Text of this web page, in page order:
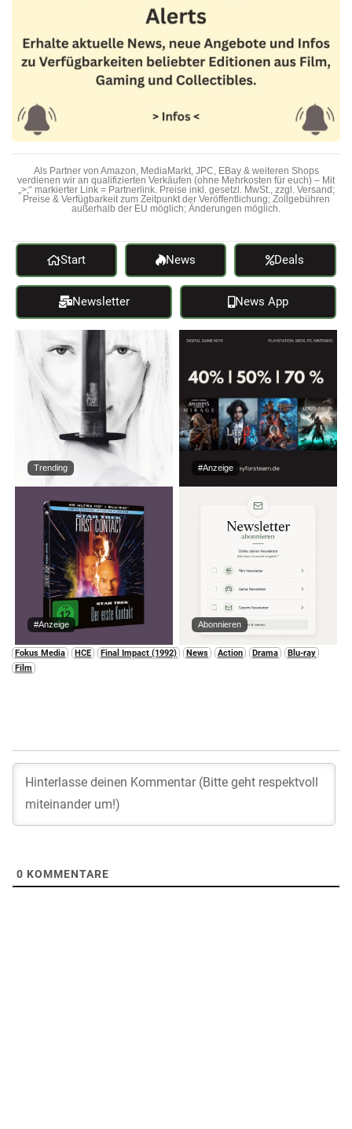
Als Partner von Amazon, MediaMarkt, JPC, EBay & weiteren Shops
verdienen wir an qualifizierten Verkäufen (ohne Mehrkosten für euch) – Mit
„>;“ markierter Link = Partnerlink. Preise inkl. gesetzl. MwSt., zzgl. Versand;
Preise & Verfügbarkeit zum Zeitpunkt der Veröffentlichung; Zollgebühren
außerhalb der EU möglich; Änderungen möglich.
Start News Deals
Newsletter News App
Trending #Anzeige
#Anzeige Abonnieren
Fokus Media HCE Final Impact (1992) News Action Drama
Blu-ray
Film
0 KOMMENTARE